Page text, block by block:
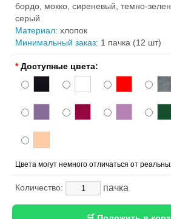
бордо, мокко, сиреневый, темно-
серый
Материал: хлопок
Минимальный заказ: 1 пачка (12 шт)
* Доступные цвета:
Цвета могут немного отличаться от
Количество: пачка